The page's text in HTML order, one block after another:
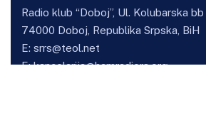
Radio klub “Doboj”, Ul. Kolubarska bb
74000 Doboj, Republika Srpska, BiH
E: srrs@teol.net
E:kancelarija@hamradiors.org